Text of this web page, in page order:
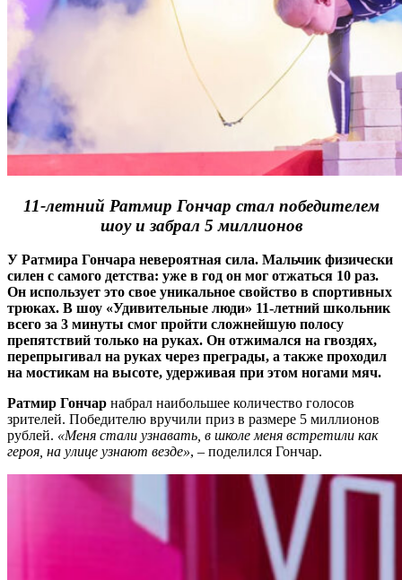
11-летний Ратмир Гончар стал победителем
шоу и забрал 5 миллионов
У Ратмира Гончара невероятная сила. Мальчик физически
силен с самого детства: уже в год он мог отжаться 10 раз.
Он использует это свое уникальное свойство в спортивных
трюках. В шоу «Удивительные люди» 11-летний школьник
всего за 3 минуты смог пройти сложнейшую полосу
препятствий только на руках. Он отжимался на гвоздях,
перепрыгивал на руках через преграды, а также проходил
на мостикам на высоте, удерживая при этом ногами мяч.
Ратмир Гончар набрал наибольшее количество голосов
зрителей. Победителю вручили приз в размере 5 миллионов
рублей. «Меня стали узнавать, в школе меня встретили как
героя, на улице узнают везде», – поделился Гончар.